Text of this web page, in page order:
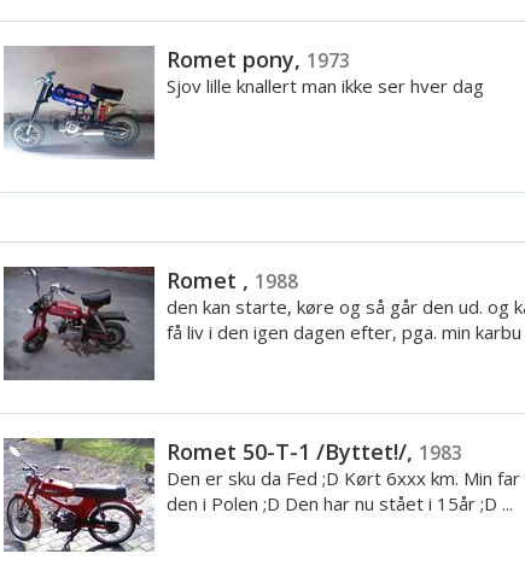
Romet pony, 1973
Sjov lille knallert man ikke ser hver dag
Romet , 1988
den kan starte, køre og så går den ud. og
få liv i den igen dagen efter, pga. min karbu
Romet 50-T-1 /Byttet!/, 1983
Den er sku da Fed ;D Kørt 6xxx km. Min
den i Polen ;D Den har nu stået i 15år ;D ...